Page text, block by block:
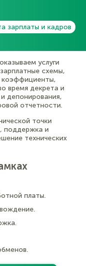
зарплаты и кадров
услуги
схемы,
коэффициенты,
время декрета и
депонирования,
отчетности.
точки
поддержка и
технических
платы.